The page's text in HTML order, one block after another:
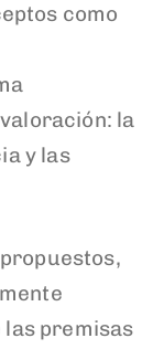
como
la
y las
premisas